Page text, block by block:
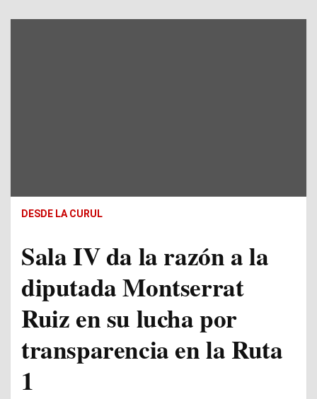
DESDE LA CURUL
Sala IV da la razón a la
diputada Montserrat
Ruiz en su lucha por
transparencia en la Ruta
1